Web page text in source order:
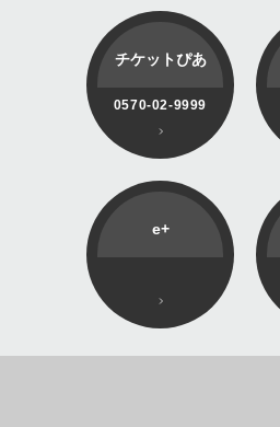
チケットぴあ
0570-02-9999
e+